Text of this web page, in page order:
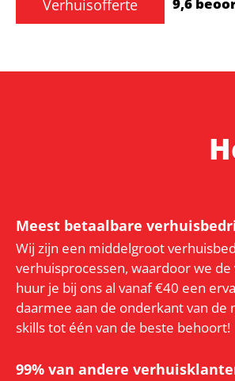
Verhuisofferte
Meest betaalbare
Wij zijn een middelgroot
verhuisprocessen, waardoor we
huur je bij ons al vanaf €40 een
daarmee aan de onderkant van
skills tot één van de beste behoort!
99% van andere